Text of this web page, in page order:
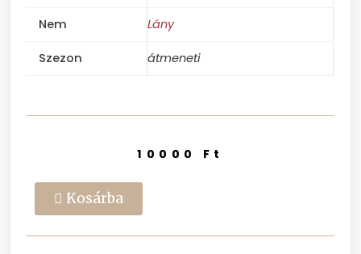
Nem Lány
Szezon átmeneti
10000 Ft
Kosárba